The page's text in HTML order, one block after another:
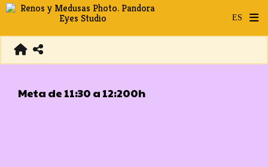
Meta de 11:30 a 12:200h